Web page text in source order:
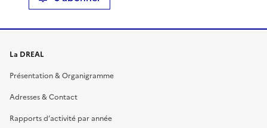
La DREAL
Présentation & Organigramme
Adresses & Contact
Rapports d’activité par année